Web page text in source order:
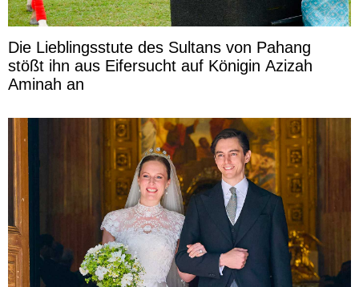
Die Lieblingsstute des Sultans von Pahang
stößt ihn aus Eifersucht auf Königin Azizah
Aminah an